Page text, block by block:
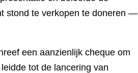
stond te verkopen te doneren —
een aanzienlijk cheque om
tot de lancering van